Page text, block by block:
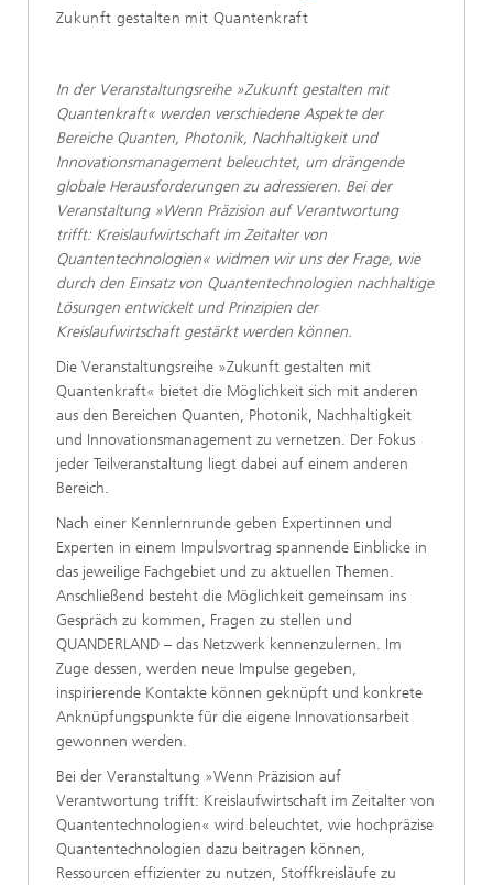
Zukunft gestalten mit Quantenkraft​​
​​​In der Veranstaltungsreihe »Zukunft gestalten mit
Quantenkraft« werden verschiedene Aspekte der
Bereiche Quanten, Photonik, Nachhaltigkeit und
Innovationsmanagement beleuchtet, um drängende
globale Herausforderungen zu adressieren. Bei der
Veranstaltung »Wenn Präzision auf Verantwortung
trifft: Kreislaufwirtschaft im Zeitalter von
Quantentechnologien« widmen wir uns der Frage, wie
durch den Einsatz von Quantentechnologien nachhaltige
Lösungen entwickelt und Prinzipien der
Kreislaufwirtschaft gestärkt werden können.​
​​​​​​​​​Die Veranstaltungsreihe »Zukunft gestalten mit
Quantenkraft« bietet die Möglichkeit sich mit anderen
aus den Bereichen Quanten, Photonik, Nachhaltigkeit
und Innovationsmanagement zu vernetzen. Der Fokus
jeder Teilveranstaltung liegt dabei auf einem anderen
Bereich.
​Nach einer Kennlernrunde geben Expertinnen und
Experten in einem Impulsvortrag spannende Einblicke in
das jeweilige Fachgebiet und zu aktuellen Themen.
Anschließend besteht die Möglichkeit gemeinsam ins
Gespräch zu kommen, Fragen zu stellen und
QUANDERLAND – das Netzwerk kennenzulernen. Im
Zuge dessen, werden neue Impulse gegeben,
inspirierende Kontakte können geknüpft und konkrete
Anknüpfungspunkte für die eigene Innovationsarbeit
gewonnen werden. ​
​Bei der Veranstaltung »Wenn Präzision auf
Verantwortung trifft: Kreislaufwirtschaft im Zeitalter von
Quantentechnologien« wird beleuchtet, wie hochpräzise
Quantentechnologien dazu beitragen können,
Ressourcen effizienter zu nutzen, Stoffkreisläufe zu